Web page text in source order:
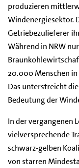
produzieren
Windenergiesektor.
Getriebezulieferer
Während in NRW
20.000 Menschen
Das unterstreicht
Bedeutung der
In der vergangenen
vielversprechende
schwarz-gelben
von starren